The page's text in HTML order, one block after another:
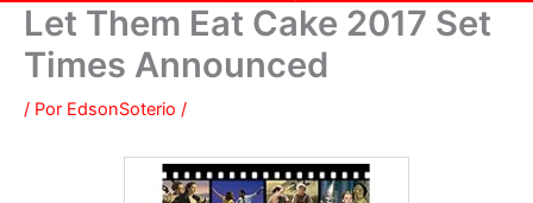
Let Them Eat Cake 2017 Set
Times Announced
/ Por EdsonSoterio /